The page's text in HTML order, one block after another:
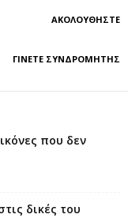
ΑΚΟΛΟΥΘΉΣΤΕ
ΓΊΝΕΤΕ ΣΥΝΔΡΟΜΗΤΉΣ
που δεν
δικές του